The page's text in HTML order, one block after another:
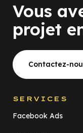
Vous
projet
Contactez-
SERVICES
Facebook Ads